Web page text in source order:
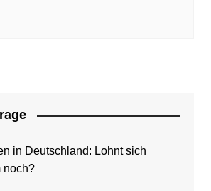
in Deutschland: Lohnt sich
noch?